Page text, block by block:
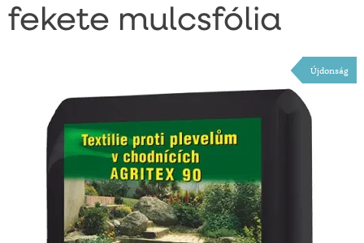
fekete mulcsfólia
Újdonság